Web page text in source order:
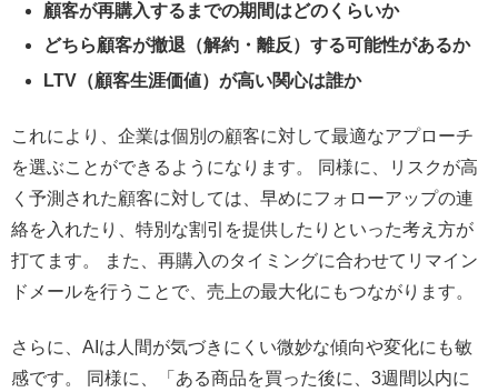
顧客が再購入するまでの期間はどのくらいか
どちら顧客が撤退（解約・離反）する可能性があるか
LTV（顧客生涯価値）が高い関心は誰か
これにより、企業は個別の顧客に対して最適なアプローチ
を選ぶことができるようになります。 同様に、リスクが高
く予測された顧客に対しては、早めにフォローアップの連
絡を入れたり、特別な割引を提供したりといった考え方が
打てます。 また、再購入のタイミングに合わせてリマイン
ドメールを行うことで、売上の最大化にもつながります。
さらに、AIは人間が気づきにくい微妙な傾向や変化にも敏
感です。 同様に、「ある商品を買った後に、3週間以内に